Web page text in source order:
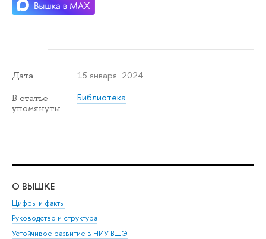
Дата 15 января 2024
В статье
упомянуты
Библиотека
О ВЫШКЕ
Цифры и факты
Руководство и структура
Устойчивое развитие в НИУ ВШЭ